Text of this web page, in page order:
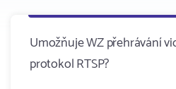
Umožňuje WZ přehrávání
protokol RTSP?